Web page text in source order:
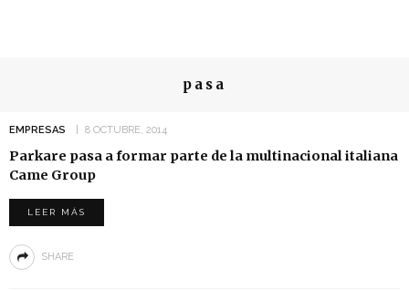
pasa
EMPRESAS 8 OCTUBRE, 2014
Parkare pasa a formar parte de la multinacional italiana
Came Group
LEER MÁS
SHARE